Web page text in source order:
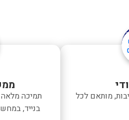
מותאם לכל
תמיכה
בנייד,